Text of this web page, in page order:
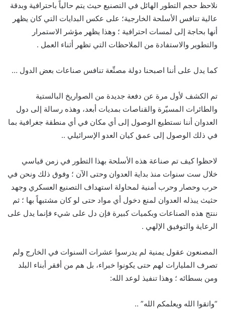
نلاحظ حجم التطور الهائل في التصنيع حيث يتم حالياً باحترافية وبدقة
عالية تنافس الأسلحة الخارجية؛ على عكس البدايات التي كان يظهر
أنها بحاجة إلى لمسات احترافية ؛ وهذا يظهر مؤشر الاستمرار
والتطوير والاستفادة من الملاحظات التي تظهر أثناء العمل .
كما يدل على أننا اصبحنا دولة مصنِّعة تنافس صناعات بعض الدول …
تم الكشف لأول مرة عن دفعة جديدة من الصواريخ البالستية
والطائرات المسيّرة والقناصات بمديات أبعد، وهذه رسالة إلى دول
العدوان أننا نستطيع الوصول إلى أي مكان في أي منطقة جغرافية بما
في ذلك الوصول إلى عمق كيان العدو الإسرائيلي ..
لاحظوا كيف تم صناعة هذه الأسلحة بهذا التطور في زمن قياسي
خلال ست سنوات منذ بداية العدوان وحتى الآن ؛ وفوق ذلك ونحن في
حرب وحصار وحرب أمنية لمحاولة استهداف التصنيع العسكري وجهد
حثيث يبذله العدوان لمنع دخول أي مواد حتى لو كان مشتبهاً بها ؛ ثم
ننتج هذه الصناعات وبكميات كبيرة فإن دل على شيء فإنما يدل على
الرعاية والتوفيق الإلهي .
المصنعون عقول يمنية لم يدرسوا عشرات السنوات في الخارج ولم
تصرف المليارات لهم حتى يكونوا خبراء، بل هم من أفقر أبناء البلد
ومن بسطائه ؛ وهذا تنفيذ لوعد الله:
“واتقوا الله ويعلمكم الله” ..